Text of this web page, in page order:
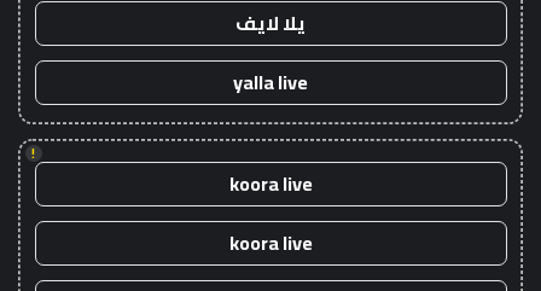
يلا لايف
yalla live
!
koora live
koora live